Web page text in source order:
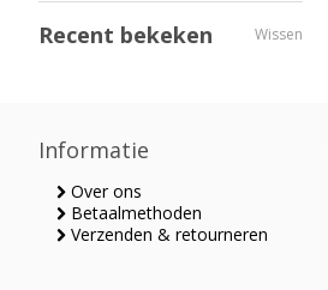
Recent bekeken Wissen
Informatie
Over ons
Betaalmethoden
Verzenden & retourneren